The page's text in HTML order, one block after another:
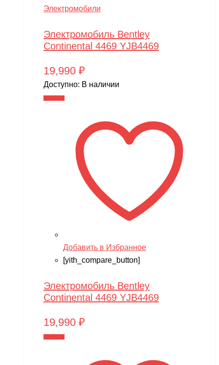
Электромобили
Электромобиль Bentley
Continental 4469 YJB4469
19,990 ₽
Доступно: В наличии
Добавить в Избранное
[yith_compare_button]
Электромобиль Bentley
Continental 4469 YJB4469
19,990 ₽